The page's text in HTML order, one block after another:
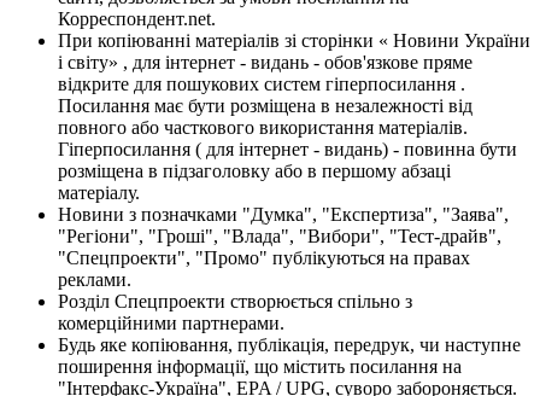
Корреспондент.net.
При копіюванні матеріалів зі сторінки « Новини України
і світу» , для інтернет - видань - обов'язкове пряме
відкрите для пошукових систем гіперпосилання .
Посилання має бути розміщена в незалежності від
повного або часткового використання матеріалів.
Гіперпосилання ( для інтернет - видань) - повинна бути
розміщена в підзаголовку або в першому абзаці
матеріалу.
Новини з позначками "Думка", "Експертиза", "Заява",
"Регіони", "Гроші", "Влада", "Вибори", "Тест-драйв",
"Спецпроекти", "Промо" публікуються на правах
реклами.
Розділ Спецпроекти створюється спільно з
комерційними партнерами.
Будь яке копіювання, публікація, передрук, чи наступне
поширення інформації, що містить посилання на
"Інтерфакс-Україна", EPA / UPG, суворо забороняється.